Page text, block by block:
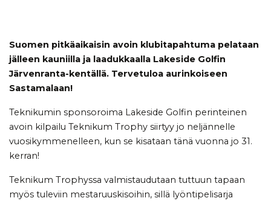
Suomen pitkäaikaisin avoin klubitapahtuma pelataan
jälleen kauniilla ja laadukkaalla Lakeside Golfin
Järvenranta-kentällä. Tervetuloa aurinkoiseen
Sastamalaan!
Teknikumin sponsoroima Lakeside Golfin perinteinen
avoin kilpailu Teknikum Trophy siirtyy jo neljännelle
vuosikymmenelleen, kun se kisataan tänä vuonna jo 31.
kerran!
Teknikum Trophyssa valmistaudutaan tuttuun tapaan
myös tuleviin mestaruuskisoihin, sillä lyöntipelisarja